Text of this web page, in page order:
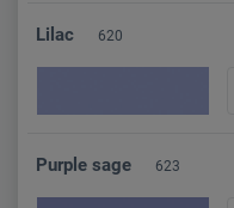
Lilac 620
Purple sage 623